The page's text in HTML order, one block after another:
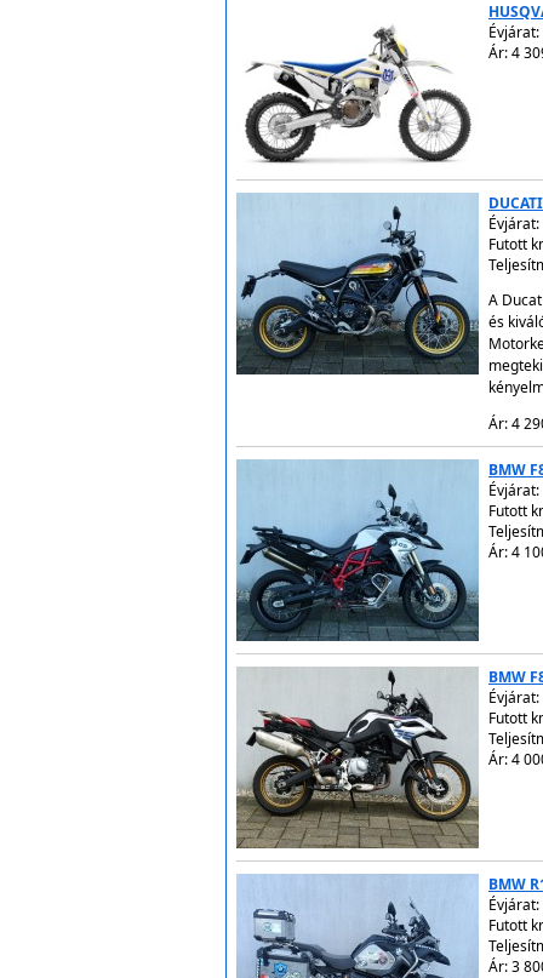
Évjárat:
Ár: 4
Évjárat:
Futott
A
és
Ár: 4
BMW
Évjárat:
Futott
Ár: 4
BMW
Évjárat:
Futott
Ár: 4
BMW
Évjárat:
Futott
Ár: 3